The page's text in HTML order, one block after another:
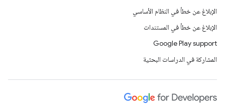
الإبلاغ عن خطأ في النظام الأساسي
الإبلاغ عن خطأ في المستندات
Google Play support
المشاركة في الدراسات البحثية